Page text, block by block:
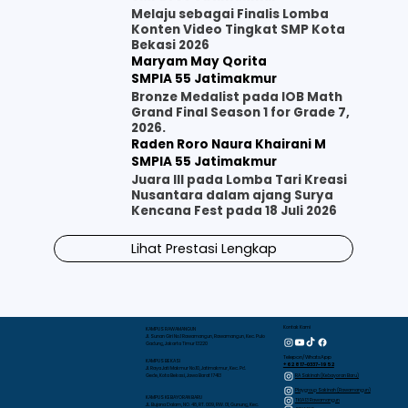
Melaju sebagai Finalis Lomba
Konten Video Tingkat SMP Kota
Bekasi 2026
Maryam May Qorita
SMPIA 55 Jatimakmur
Bronze Medalist pada IOB Math
Grand Final Season 1 for Grade 7,
2026.
Raden Roro Naura Khairani M
SMPIA 55 Jatimakmur
Juara III pada Lomba Tari Kreasi
Nusantara dalam ajang Surya
Kencana Fest pada 18 Juli 2026
Lihat Prestasi Lengkap
KAMPUS RAWAMANGUN
Jl. Sunan Giri No.1 Rawamangun, Rawamangun, Kec. Pulo
Gadung, Jakarta Timur 13220
KAMPUS BEKASI
Jl. Raya Jati Makmur No.10, Jatimakmur, Kec. Pd.
Gede, Kota Bekasi, Jawa Barat 17413
KAMPUS KEBAYORAN BARU
JL. Bujana Dalam, NO. 48, RT. 009, RW. 01, Gunung, Kec.
Kontak Kami
Telepon/WhatsApp
+62 817-0337-1952
RA Sakinah (Kebayoran Baru)
Playgroup Sakinah (Rawamangun)
TKIA 13 Rawamangun